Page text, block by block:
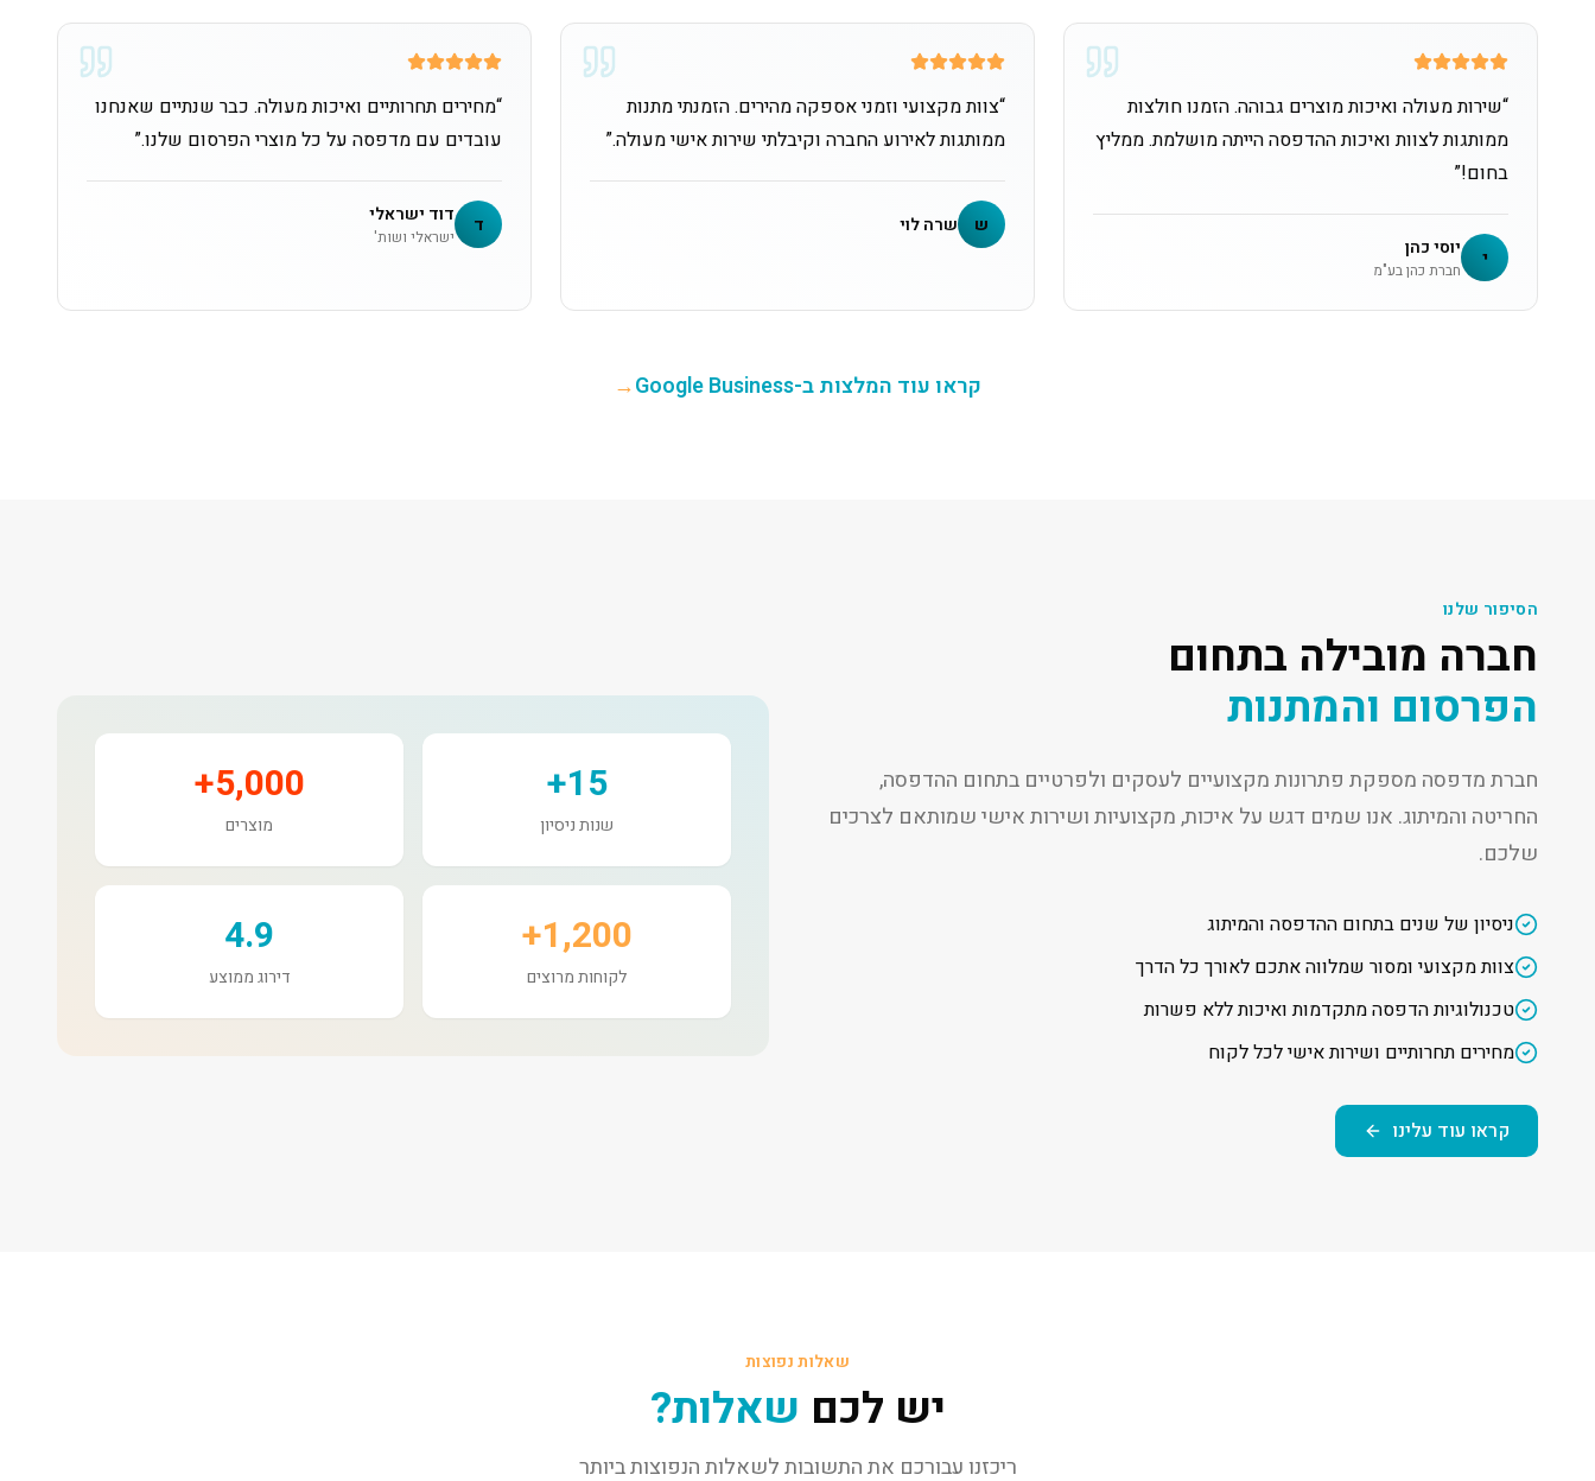
“שירות מעולה ואיכות מוצרים גבוהה. הזמנו חולצות
ממותגות לצוות ואיכות ההדפסה הייתה מושלמת. ממליץ
בחום!”
י יוסי כהן
חברת כהן בע"מ
“צוות מקצועי וזמני אספקה מהירים. הזמנתי מתנות
ממותגות לאירוע החברה וקיבלתי שירות אישי מעולה.”
ש שרה לוי
“מחירים תחרותיים ואיכות מעולה. כבר שנתיים שאנחנו
עובדים עם מדפסה על כל מוצרי הפרסום שלנו.”
ד דוד ישראלי
ישראלי ושות'
קראו עוד המלצות ב-Google Business →
הסיפור שלנו
חברה מובילה בתחום
הפרסום והמתנות
חברת מדפסה מספקת פתרונות מקצועיים לעסקים ולפרטיים בתחום ההדפסה,
החריטה והמיתוג. אנו שמים דגש על איכות, מקצועיות ושירות אישי שמותאם לצרכים
שלכם.
ניסיון של שנים בתחום ההדפסה והמיתוג
צוות מקצועי ומסור שמלווה אתכם לאורך כל הדרך
טכנולוגיות הדפסה מתקדמות ואיכות ללא פשרות
מחירים תחרותיים ושירות אישי לכל לקוח
קראו עוד עלינו
15+
שנות ניסיון
5,000+
מוצרים
1,200+
לקוחות מרוצים
4.9
דירוג ממוצע
שאלות נפוצות
יש לכם שאלות?
ריכזנו עבורכם את התשובות לשאלות הנפוצות ביותר